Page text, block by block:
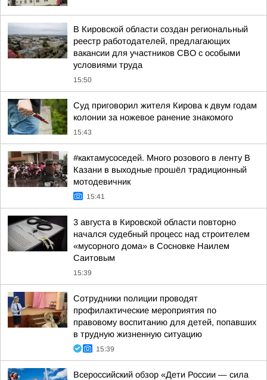
В Кировской области создан региональный
реестр работодателей, предлагающих
вакансии для участников СВО с особыми
условиями труда
15:50
Суд приговорил жителя Кирова к двум годам
колонии за ножевое ранение знакомого
15:43
#кактамусоседей. Много розового в ленту В
Казани в выходные прошёл традиционный
мотодевичник
15:41
3 августа в Кировской области повторно
начался судебный процесс над строителем
«мусорного дома» в Сосновке Наилем
Саитовым
15:39
Сотрудники полиции проводят
профилактические мероприятия по
правовому воспитанию для детей, попавших
в трудную жизненную ситуацию
15:39
Всероссийский обзор «Дети России — сила